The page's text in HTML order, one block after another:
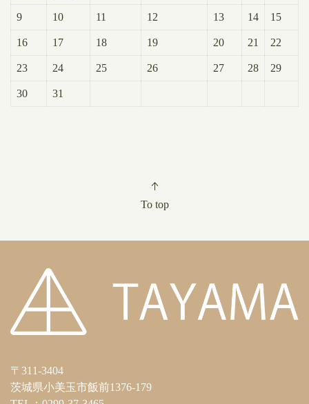
9 10 11 12 13 14 15
16 17 18 19 20 21 22
23 24 25 26 27 28 29
30 31
To top
〒311-3404
茨城県小美玉市飯前1376-179